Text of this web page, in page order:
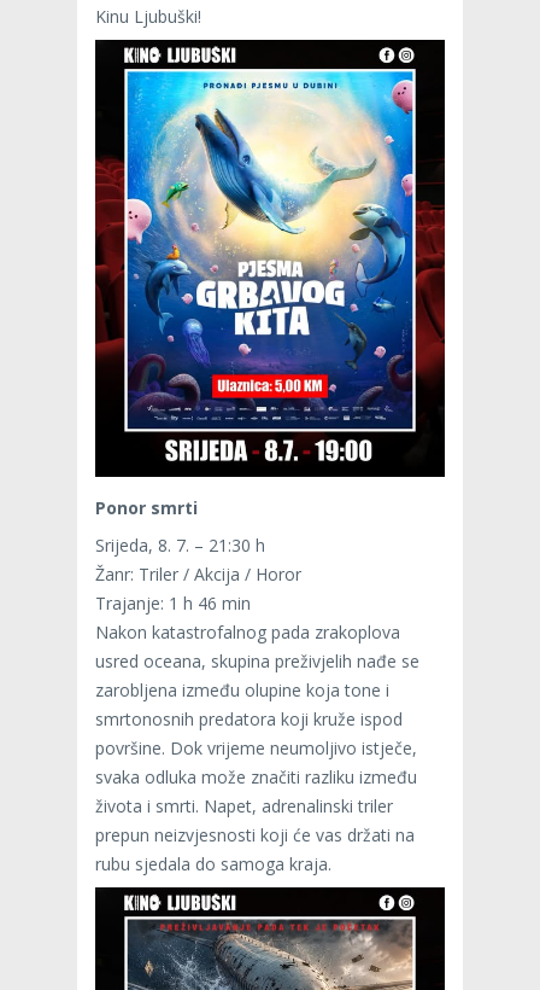
Kinu Ljubuški!
Ponor smrti
Srijeda, 8. 7. – 21:30 h
Žanr: Triler / Akcija / Horor
Trajanje: 1 h 46 min
Nakon katastrofalnog pada zrakoplova
usred oceana, skupina preživjelih nađe se
zarobljena između olupine koja tone i
smrtonosnih predatora koji kruže ispod
površine. Dok vrijeme neumoljivo istječe,
svaka odluka može značiti razliku između
života i smrti. Napet, adrenalinski triler
prepun neizvjesnosti koji će vas držati na
rubu sjedala do samoga kraja.